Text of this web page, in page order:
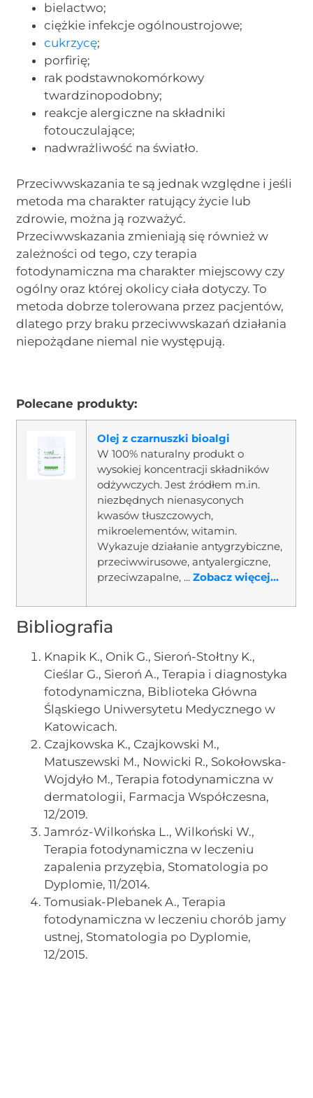
bielactwo;
ciężkie infekcje ogólnoustrojowe;
cukrzycę;
porfirię;
rak podstawnokomórkowy
twardzinopodobny;
reakcje alergiczne na składniki
fotouczulające;
nadwrażliwość na światło.
Przeciwwskazania te są jednak względne i jeśli
metoda ma charakter ratujący życie lub
zdrowie, można ją rozważyć.
Przeciwwskazania zmieniają się również w
zależności od tego, czy terapia
fotodynamiczna ma charakter miejscowy czy
ogólny oraz której okolicy ciała dotyczy. To
metoda dobrze tolerowana przez pacjentów,
dlatego przy braku przeciwwskazań działania
niepożądane niemal nie występują.
Polecane produkty:
Olej z czarnuszki bioalgi
W 100% naturalny produkt o
wysokiej koncentracji składników
odżywczych. Jest źródłem m.in.
niezbędnych nienasyconych
kwasów tłuszczowych,
mikroelementów, witamin.
Wykazuje działanie antygrzybiczne,
przeciwwirusowe, antyalergiczne,
przeciwzapalne, ...Zobacz więcej...
Bibliografia
Knapik K., Onik G., Sieroń-Stołtny K.,
Cieślar G., Sieroń A., Terapia i diagnostyka
fotodynamiczna, Biblioteka Główna
Śląskiego Uniwersytetu Medycznego w
Katowicach.
Czajkowska K., Czajkowski M.,
Matuszewski M., Nowicki R., Sokołowska-
Wojdyło M., Terapia fotodynamiczna w
dermatologii, Farmacja Współczesna,
12/2019.
Jamróz-Wilkońska L., Wilkoński W.,
Terapia fotodynamiczna w leczeniu
zapalenia przyzębia, Stomatologia po
Dyplomie, 11/2014.
Tomusiak-Plebanek A., Terapia
fotodynamiczna w leczeniu chorób jamy
ustnej, Stomatologia po Dyplomie,
12/2015.